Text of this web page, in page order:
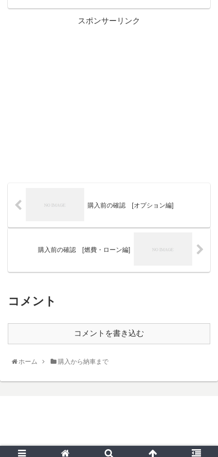
スポンサーリンク
購入前の確認 [オプション編]
購入前の確認 [燃費・ローン編]
コメント
コメントを書き込む
ホーム 購入から納車まで